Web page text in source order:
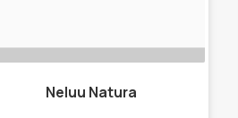
Neluu Natura